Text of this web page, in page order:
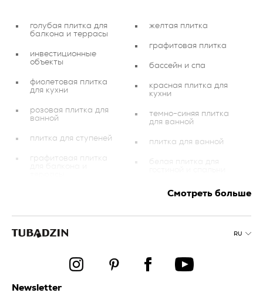
голубая плитка для
балкона и террасы
инвестиционные
объекты
фиолетовая плитка
для кухни
розовая плитка для
ванной
плитка для ступеней
графитовая плитка
кухни
оранжевая плитка для
желтая плитка
графитовая плитка
бассейн и спа
красная плитка для
кухни
темно-синяя плитка
для ванной
плитка для ванной
белая плитка для
золотистая плитка для
гостиной и спальни
медная плитка
черная плитка
Смотреть больше
RU
Newsletter